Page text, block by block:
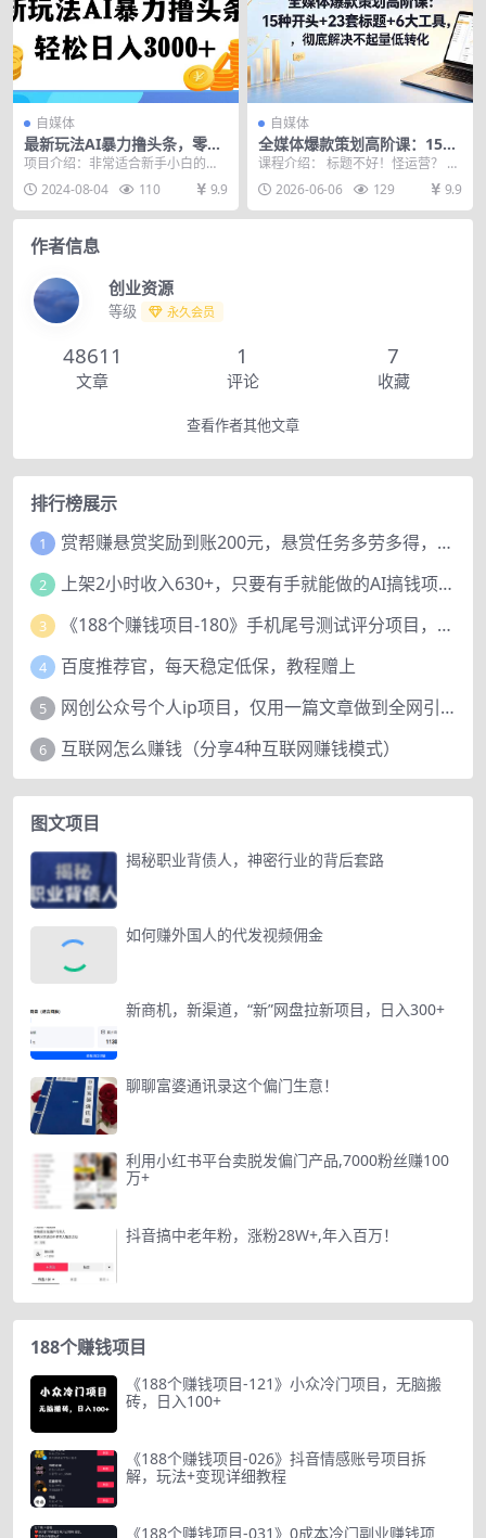
自媒体
最新玩法AI暴力撸头条，零基
础也可轻松日入3000+，当天
项目介绍：非常适合新手小白的项
目，复制搬运即可，零基础也可直
接上手操作，简单无脑...
2024-08-04 110 9.9
自媒体
全媒体爆款策划高阶课：15种
开头+23套标题+6大工具，彻
课程介绍： 标题不好！怪运营？ 内
容不好！怪运营？ 素材不起量！怪
运营？ 线索质...
2026-06-06 129 9.9
作者信息
创业资源
等级 永久会员
48611
文章
1
评论
7
收藏
查看作者其他文章
排行榜展示
1 赏帮赚悬赏奖励到账200元，悬赏任务多劳多得，人人可做。
2 上架2小时收入630+，只要有手就能做的AI搞钱项目，奶奶看完都能学会!
3 《188个赚钱项目-180》手机尾号测试评分项目，短视频直播日赚200+
4 百度推荐官，每天稳定低保，教程赠上
5 网创公众号个人ip项目，仅用一篇文章做到全网引流！
6 互联网怎么赚钱（分享4种互联网赚钱模式）
图文项目
揭秘职业背债人，神密行业的背后套路
如何赚外国人的代发视频佣金
新商机，新渠道，“新”网盘拉新项目，日入300+
聊聊富婆通讯录这个偏门生意！
利用小红书平台卖脱发偏门产品,7000粉丝赚100
万+
抖音搞中老年粉，涨粉28W+,年入百万！
188个赚钱项目
《188个赚钱项目-121》小众冷门项目，无脑搬
砖，日入100+
《188个赚钱项目-026》抖音情感账号项目拆
解，玩法+变现详细教程
《188个赚钱项目-031》0成本冷门副业赚钱项